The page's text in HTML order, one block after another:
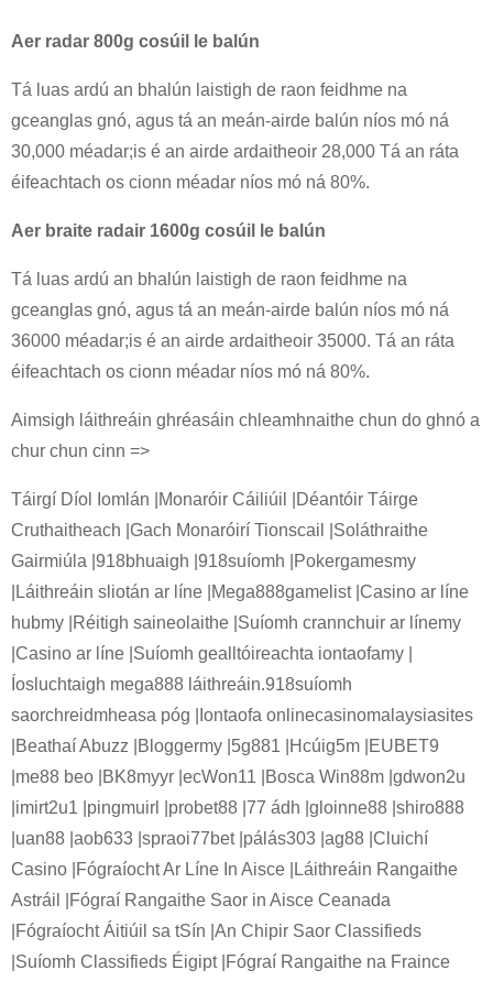
Aer radar 800g cosúil le balún
Tá luas ardú an bhalún laistigh de raon feidhme na
gceanglas gnó, agus tá an meán-airde balún níos mó ná
30,000 méadar;is é an airde ardaitheoir 28,000 Tá an ráta
éifeachtach os cionn méadar níos mó ná 80%.
Aer braite radair 1600g cosúil le balún
Tá luas ardú an bhalún laistigh de raon feidhme na
gceanglas gnó, agus tá an meán-airde balún níos mó ná
36000 méadar;is é an airde ardaitheoir 35000. Tá an ráta
éifeachtach os cionn méadar níos mó ná 80%.
Aimsigh láithreáin ghréasáin chleamhnaithe chun do ghnó a
chur chun cinn =>
Táirgí Díol Iomlán |Monaróir Cáiliúil |Déantóir Táirge
Cruthaitheach |Gach Monaróirí Tionscail |Soláthraithe
Gairmiúla |918bhuaigh |918suíomh |Pokergamesmy
|Láithreáin sliotán ar líne |Mega888gamelist |Casino ar líne
hubmy |Réitigh saineolaithe |Suíomh crannchuir ar línemy
|Casino ar líne |Suíomh gealltóireachta iontaofamy |
Íosluchtaigh mega888 láithreáin.918suíomh
saorchreidmheasa póg |Iontaofa onlinecasinomalaysiasites
|Beathaí Abuzz |Bloggermy |5g881 |Hcúig5m |EUBET9
|me88 beo |BK8myyr |ecWon11 |Bosca Win88m |gdwon2u
|imirt2u1 |pingmuirl |probet88 |77 ádh |gloinne88 |shiro888
|uan88 |aob633 |spraoi77bet |pálás303 |ag88 |Cluichí
Casino |Fógraíocht Ar Líne In Aisce |Láithreáin Rangaithe
Astráil |Fógraí Rangaithe Saor in Aisce Ceanada
|Fógraíocht Áitiúil sa tSín |An Chipir Saor Classifieds
|Suíomh Classifieds Éigipt |Fógraí Rangaithe na Fraince